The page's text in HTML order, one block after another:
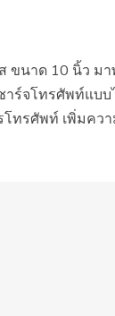
นาด 10 นิ้ว มา
จโทรศัพท์แบบ
ทรศัพท์ เพิ่มคว